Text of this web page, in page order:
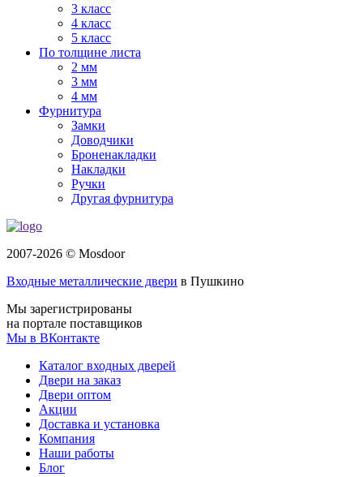
3 класс
4 класс
5 класс
По толщине листа
2 мм
3 мм
4 мм
Фурнитура
Замки
Доводчики
Броненакладки
Накладки
Ручки
Другая фурнитура
2007-2026 © Mosdoor
Входные металлические двери в Пушкино
Мы зарегистрированы
на портале поставщиков
Мы в ВКонтакте
Каталог входных дверей
Двери на заказ
Двери оптом
Акции
Доставка и установка
Компания
Наши работы
Блог